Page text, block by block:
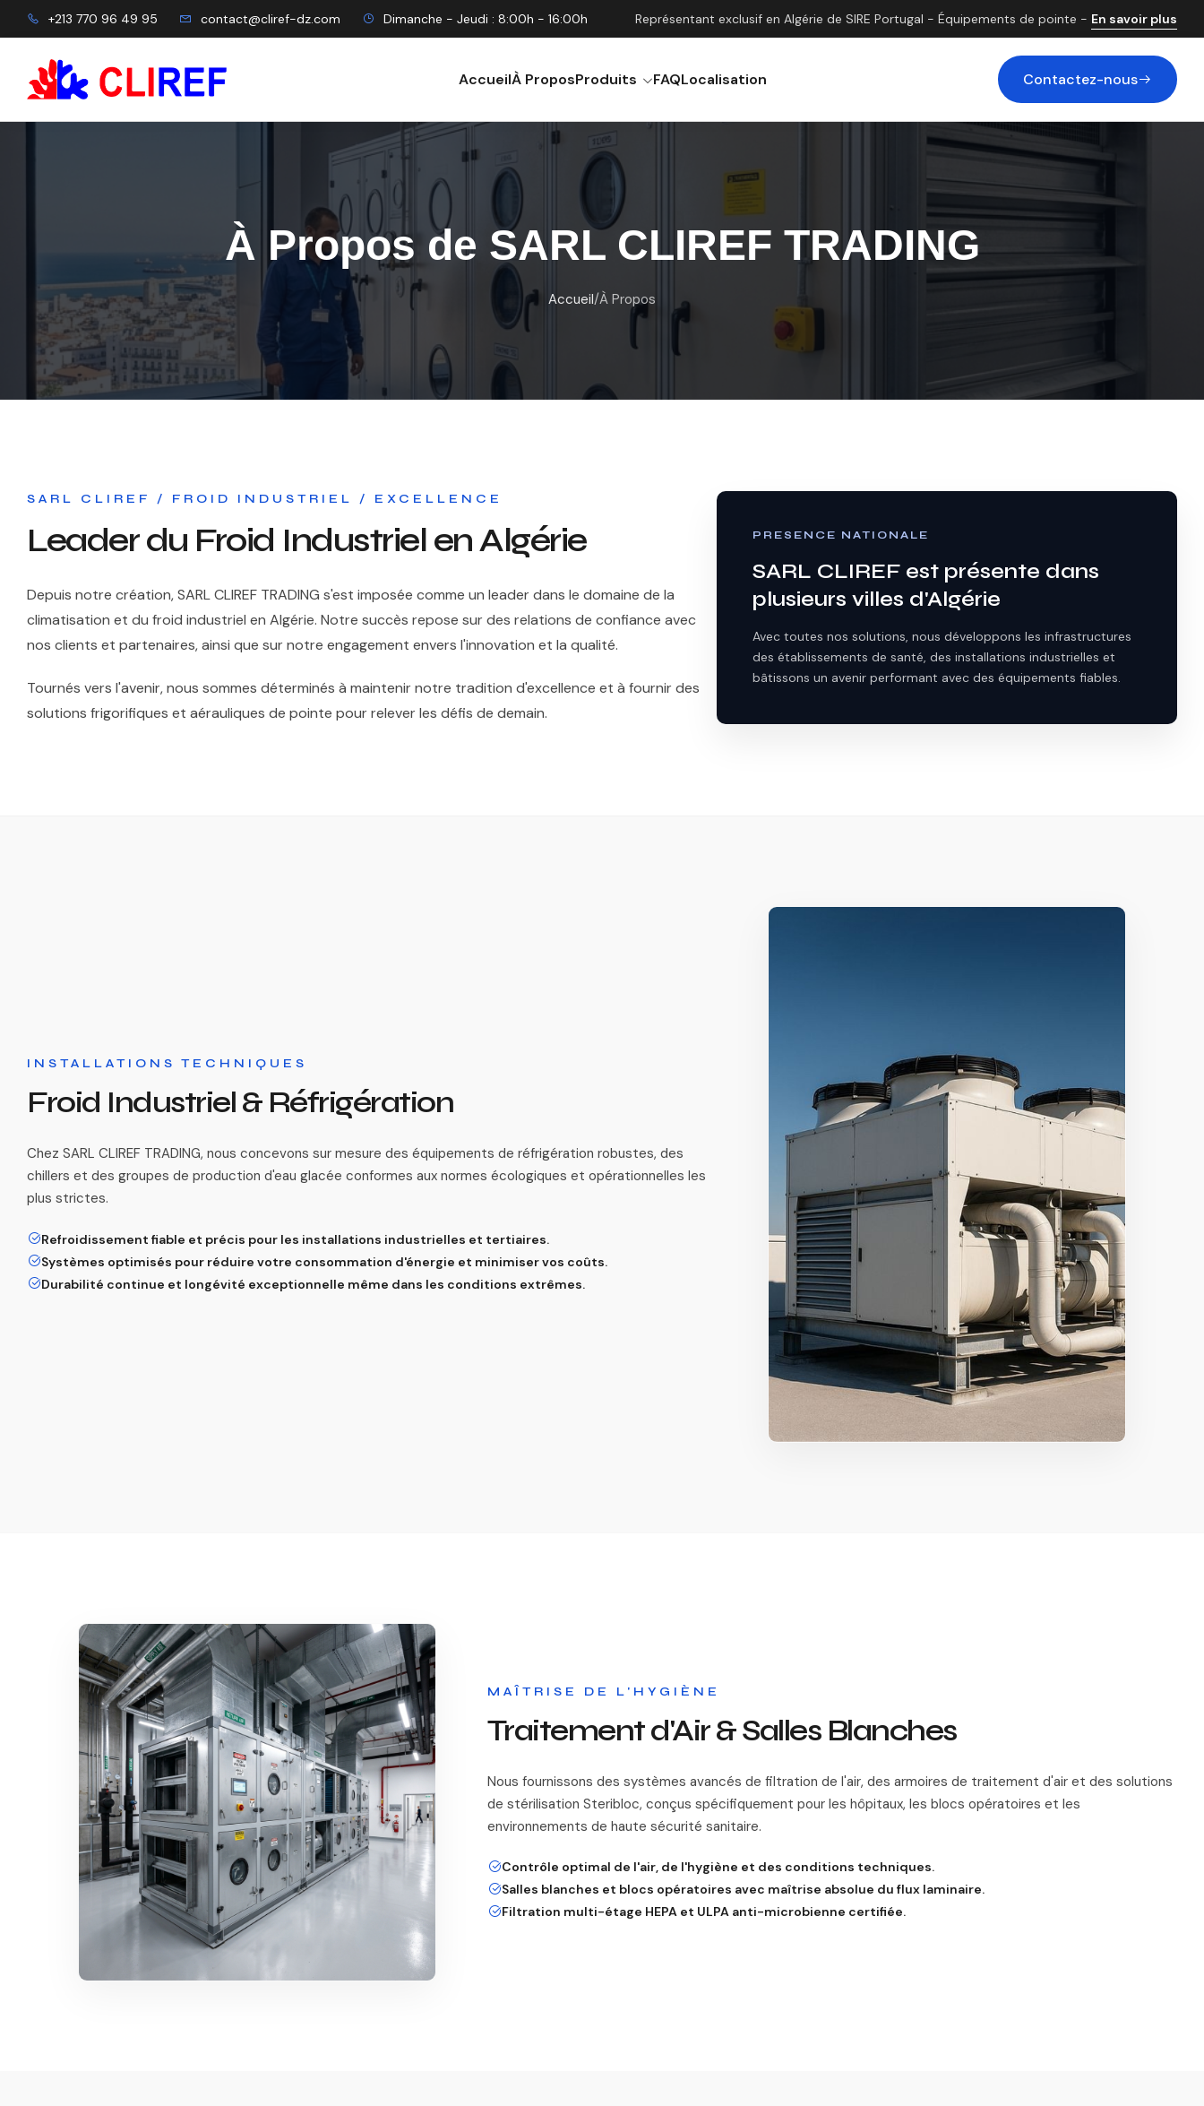
+213 770 96 49 95 contact@cliref-dz.com Dimanche - Jeudi : 8:00h - 16:00h Représentant exclusif en Algérie de SIRE Portugal - Équipements de pointe - En savoir plus
AccueilÀ ProposProduits FAQLocalisation Contactez-nous
À Propos de SARL CLIREF TRADING
Accueil/À Propos
SARL CLIREF / FROID INDUSTRIEL / EXCELLENCE
Leader du Froid Industriel en Algérie
Depuis notre création, SARL CLIREF TRADING s'est imposée comme un leader dans le domaine de la
climatisation et du froid industriel en Algérie. Notre succès repose sur des relations de confiance avec
nos clients et partenaires, ainsi que sur notre engagement envers l'innovation et la qualité.
Tournés vers l'avenir, nous sommes déterminés à maintenir notre tradition d'excellence et à fournir des
solutions frigorifiques et aérauliques de pointe pour relever les défis de demain.
PRESENCE NATIONALE
SARL CLIREF est présente dans
plusieurs villes d'Algérie
Avec toutes nos solutions, nous développons les infrastructures
des établissements de santé, des installations industrielles et
bâtissons un avenir performant avec des équipements fiables.
INSTALLATIONS TECHNIQUES
Froid Industriel & Réfrigération
Chez SARL CLIREF TRADING, nous concevons sur mesure des équipements de réfrigération robustes, des
chillers et des groupes de production d'eau glacée conformes aux normes écologiques et opérationnelles les
plus strictes.
Refroidissement fiable et précis pour les installations industrielles et tertiaires.
Systèmes optimisés pour réduire votre consommation d'énergie et minimiser vos coûts.
Durabilité continue et longévité exceptionnelle même dans les conditions extrêmes.
MAÎTRISE DE L'HYGIÈNE
Traitement d'Air & Salles Blanches
Nous fournissons des systèmes avancés de filtration de l'air, des armoires de traitement d'air et des solutions
de stérilisation Steribloc, conçus spécifiquement pour les hôpitaux, les blocs opératoires et les
environnements de haute sécurité sanitaire.
Contrôle optimal de l'air, de l'hygiène et des conditions techniques.
Salles blanches et blocs opératoires avec maîtrise absolue du flux laminaire.
Filtration multi-étage HEPA et ULPA anti-microbienne certifiée.